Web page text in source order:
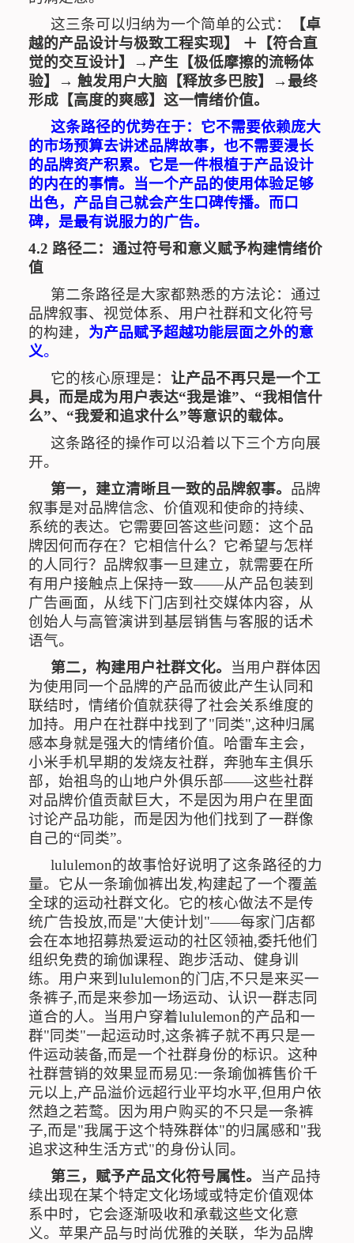
这三条可以归纳为一个简单的公式：
【卓
越的产品设计与极致工程实现】 ＋【符合直
觉的交互设计】→产生【极低摩擦的流畅体
验】
→ 触发用户大脑【释放多巴胺】 → 最终
形成【高度的爽感】这一情绪价值。
这条路径的优势在于：它不需要依赖庞大
的市场预算去讲述品牌故事，也不需要漫长
的品牌资产积累。它是一件根植于产品设计
的内在的事情。当一个产品的使用体验足够
出色，产品自己就会产生口碑传播。而口
碑，是最有说服力的广告。
4.2 路径二：通过符号和意义赋予构建情绪价
值
第二条路径是大家都熟悉的方法论：通过
品牌叙事、视觉体系、用户社群和文化符号
的构建， 为产品赋予超越功能层面之外的意
义。
它的核心原理是： 让产品不再只是一个工
具，而是成为用户表达“我是谁”、 “我相信什
么”、“我爱和追求什么”等意识的载体。
这条路径的操作可以沿着以下三个方向展
开。
第一，建立清晰且一致的品牌叙事。 品牌
叙事是对品牌信念、价值观和使命的持续、
系统的表达。它需要回答这些问题：这个品
牌因何而存在？它相信什么？它希望与怎样
的人同行？品牌叙事一旦建立，就需要在所
有用户接触点上保持一致——从产品包装到
广告画面，从线下门店到社交媒体内容，从
创始人与高管演讲到基层销售与客服的话术
语气。
第二，构建用户社群文化。 当用户群体因
为使用同一个品牌的产品而彼此产生认同和
联结时，情绪价值就获得了社会关系维度的
加持。用户在社群中找到了"同类",这种归属
感本身就是强大的情绪价值。哈雷车主会，
小米手机早期的发烧友社群，奔驰车主俱乐
部，始祖鸟的山地户外俱乐部——这些社群
对品牌价值贡献巨大，不是因为用户在里面
讨论产品功能，而是因为他们找到了一群像
自己的“同类”。
lululemon的故事恰好说明了这条路径的力
量。它从一条瑜伽裤出发,构建起了一个覆盖
全球的运动社群文化。它的核心做法不是传
统广告投放,而是"大使计划 "——每家门店都
会在本地招募热爱运动的社区领袖,委托他们
组织免费的瑜伽课程、跑步活动、健身训
练。用户来到 lululemon的门店,不只是来买一
条裤子,而是来参加一场运动、认识一群志同
道合的人。当用户穿着lululemon的产品和一
群"同类"一起运动时,这条裤子就不再只是一
件运动装备,而是一个社群身份的标识。这种
社群营销的效果显而易见:一条瑜伽裤售价千
元以上,产品溢价远超行业平均水平,但用户依
然趋之若鹜。因为用户购买的不只是一条裤
子,而是"我属于这个特殊群体"的归属感和"我
追求这种生活方式"的身份认同。
第三，赋予产品文化符号属性。 当产品持
续出现在某个特定文化场域或特定价值观体
系中时，它会逐渐吸收和承载这些文化意
义。苹果产品与时尚优雅的关联，华为品牌